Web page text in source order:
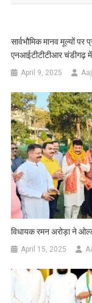
सार्वभौमिक मानव मूल्यों
एनआईटीटीटीआर चंडीगढ़ में
April 9, 2025
विधायक रमन अरोड़ा ने
April 15, 2025